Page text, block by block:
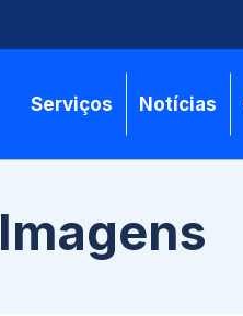
Serviços Notícias